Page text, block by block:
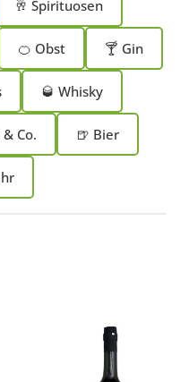
🥂 Spirituosen
🍊 Obst 🍸 Gin
🥃 Whisky
& Co. 🍺 Bier